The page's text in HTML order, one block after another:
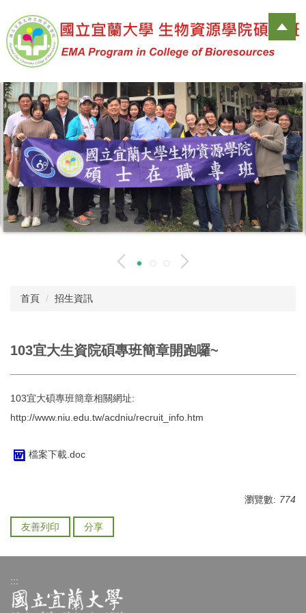
到
主
要
容
區
首頁 招生資訊
103宜大生資院碩專班簡章開跑囉~
103宜大碩專班簡章相關網址:
http://www.niu.edu.tw/acdniu/recruit_info.htm
檔案下載.doc
瀏覽數: 774
友善列印 分享
:::